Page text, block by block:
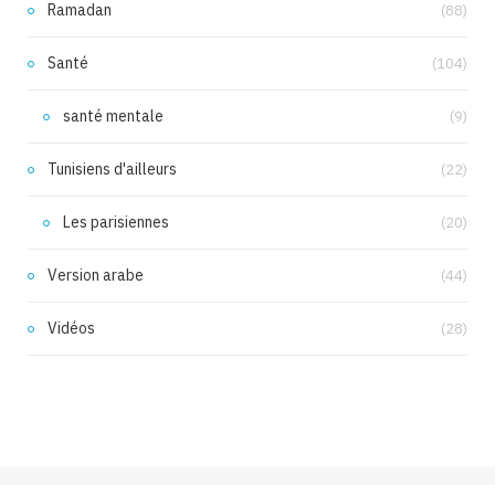
Ramadan (88)
Santé (104)
santé mentale (9)
Tunisiens d'ailleurs (22)
Les parisiennes (20)
Version arabe (44)
Vidéos (28)